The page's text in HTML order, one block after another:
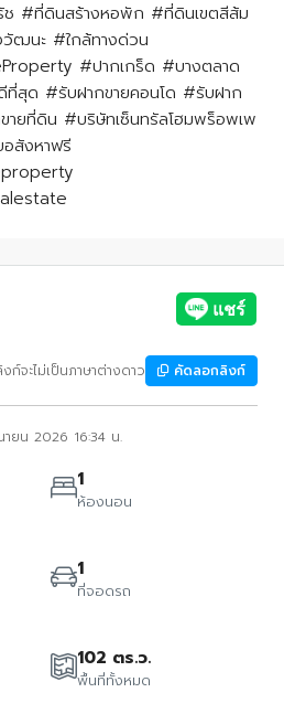
ช #ที่ดินสร้างหอพัก #ที่ดินเขตสีส้ม
วัฒนะ #ใกล้ทางด่วน
#ปากเกร็ด #บางตลาด
สุด #รับฝากขายคอนโด #รับฝาก
ายที่ดิน #บริษัทเซ็นทรัลโฮมพร็อพเพ
สังหาฟรี
จะไม่เป็นภาษาต่างดาว คัดลอกลิงก์
ยน 2026 16:34 น.
1
ห้องนอน
1
ที่จอดรถ
102 ตร.ว.
พื้นที่ทั้งหมด